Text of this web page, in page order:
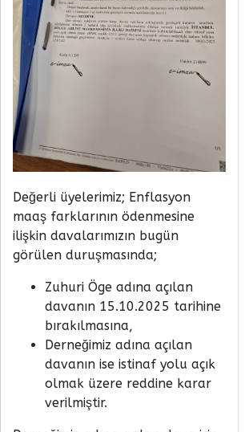
Değerli üyelerimiz; Enflasyon
maaş farklarının ödenmesine
ilişkin davalarımızın bugün
görülen duruşmasında;
Zuhuri Öge adına açılan
davanın 15.10.2025 tarihine
bırakılmasına,
Derneğimiz adına açılan
davanın ise istinaf yolu açık
olmak üzere reddine karar
verilmiştir.